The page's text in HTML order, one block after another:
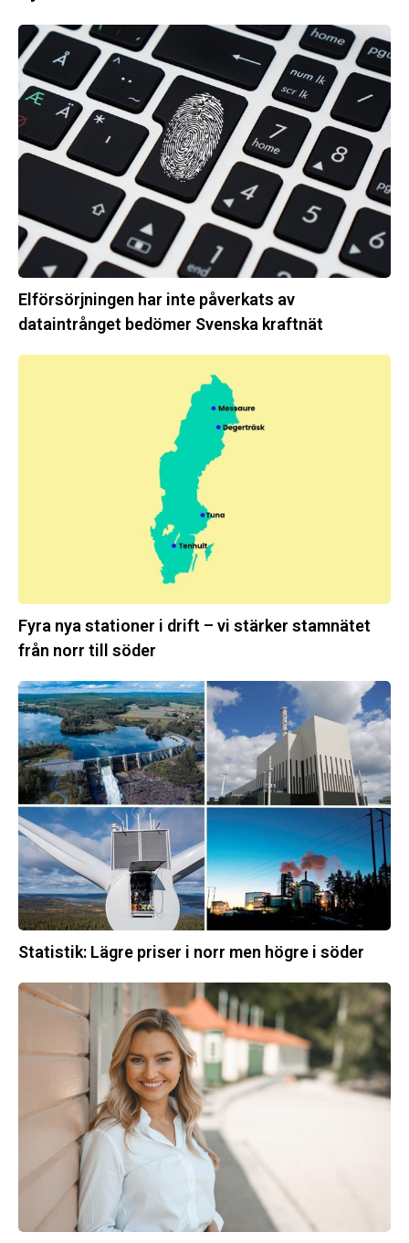
Elförsörjningen
har
inte
påverkats
av
dataintrånget
bedömer
kraftnät
Elförsörjningen har inte påverkats av
dataintrånget bedömer Svenska kraftnät
Fyra
till
söder
Fyra nya stationer i drift – vi stärker stamnätet
från norr till söder
Statistik:
Lägre
priser
i
norr
men
högre
söder
Statistik: Lägre priser i norr men högre i söder
Energimyndigheten
stärker
utvecklingen
av
framtidens
kärnkraft